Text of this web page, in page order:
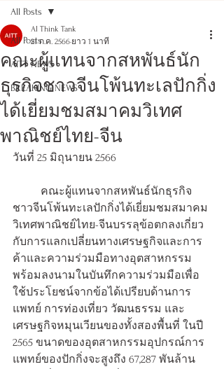
All Posts
AITT NEWS
BREAKING NEWS
All Posts
คณะผู้แทนจากสหพันธ์นัก
ธุรกิจชาวจีนโพ้นทะเลปักกิ่ง
ได้เยี่ยมชมสมาคมวิเทศ
พาณิชย์ไทย-จีน
AI Think Tank
21 ก.ค. 2566 ยาว 1 นาที
วันที่ 25 มิถุนายน 2566
ชาวจีนโพ้นทะเลปักกิ่งได้เยี่ยมชมสมาคม
วิเทศพาณิชย์ไทย-จีนบรรลุข้อตกลงเกี่ยว
กับการแลกเปลี่ยนทางเศรษฐกิจและการ
ค้าและความร่วมมือทางอุตสาหกรรม
พร้อมลงนามในบันทึกความร่วมมือเพื่อ
ใช้ประโยชน์จากข้อได้เปรียบด้านการ
แพทย์ การท่องเที่ยว วัฒนธรรม และ
เศรษฐกิจหมุนเวียนของทั้งสองพื้นที่ ในปี
2565 ขนาดของอุตสาหกรรมอุปกรณ์การ
แพทย์ของปักกิ่งจะสูงถึง 67,287 พันล้าน